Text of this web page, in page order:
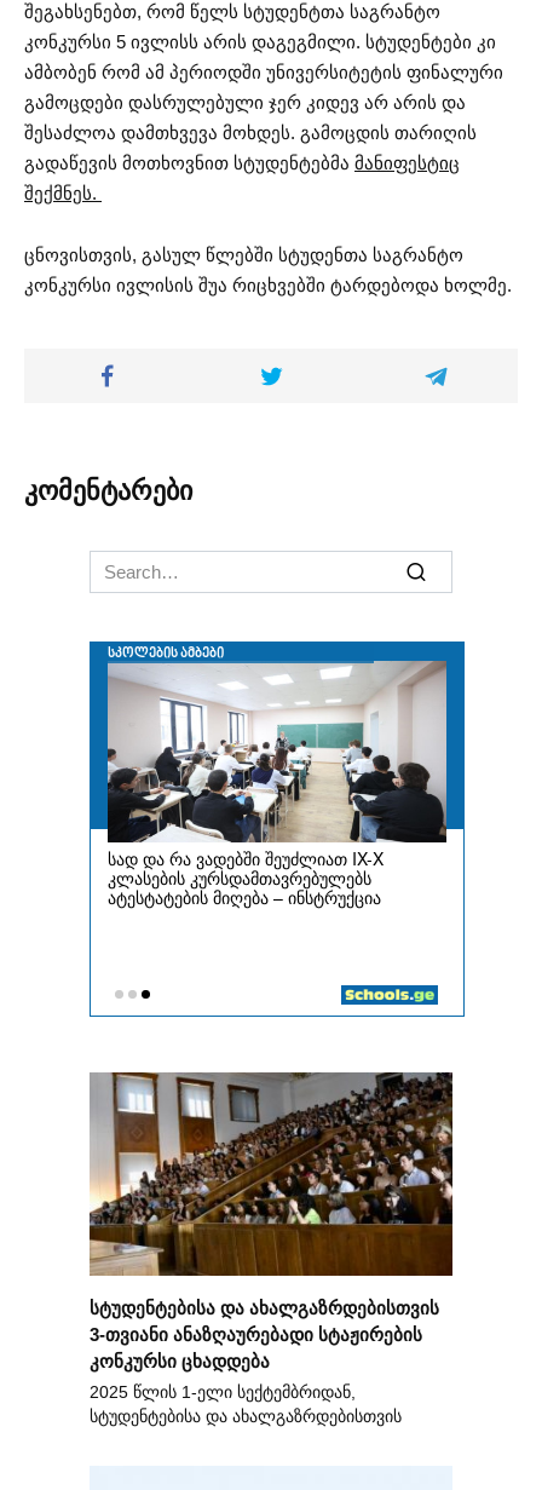
შეგახსენებთ, რომ წელს სტუდენტთა საგრანტო
კონკურსი 5 ივლისს არის დაგეგმილი. სტუდენტები კი
ამბობენ რომ ამ პერიოდში უნივერსიტეტის ფინალური
გამოცდები დასრულებული ჯერ კიდევ არ არის და
შესაძლოა დამთხვევა მოხდეს. გამოცდის თარიღის
გადაწევის მოთხოვნით სტუდენტებმა მანიფესტიც
შექმნეს.
ცნოვისთვის, გასულ წლებში სტუდენთა საგრანტო
კონკურსი ივლისის შუა რიცხვებში ტარდებოდა ხოლმე.
კომენტარები
Search
for:
სტუდენტებისა და ახალგაზრდებისთვის
3-თვიანი ანაზღაურებადი სტაჟირების
კონკურსი ცხადდება
2025 წლის 1-ელი სექტემბრიდან,
სტუდენტებისა და ახალგაზრდებისთვის